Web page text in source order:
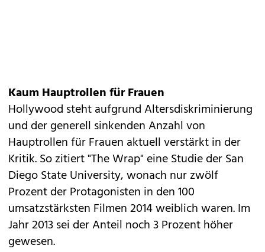
Kaum Hauptrollen für Frauen
Hollywood steht aufgrund Altersdiskriminierung
und der generell sinkenden Anzahl von
Hauptrollen für Frauen aktuell verstärkt in der
Kritik. So zitiert "The Wrap" eine Studie der San
Diego State University, wonach nur zwölf
Prozent der Protagonisten in den 100
umsatzstärksten Filmen 2014 weiblich waren. Im
Jahr 2013 sei der Anteil noch 3 Prozent höher
gewesen.